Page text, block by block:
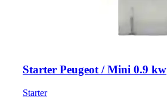
Starter Peugeot / Mini 0.9 kw
Starter